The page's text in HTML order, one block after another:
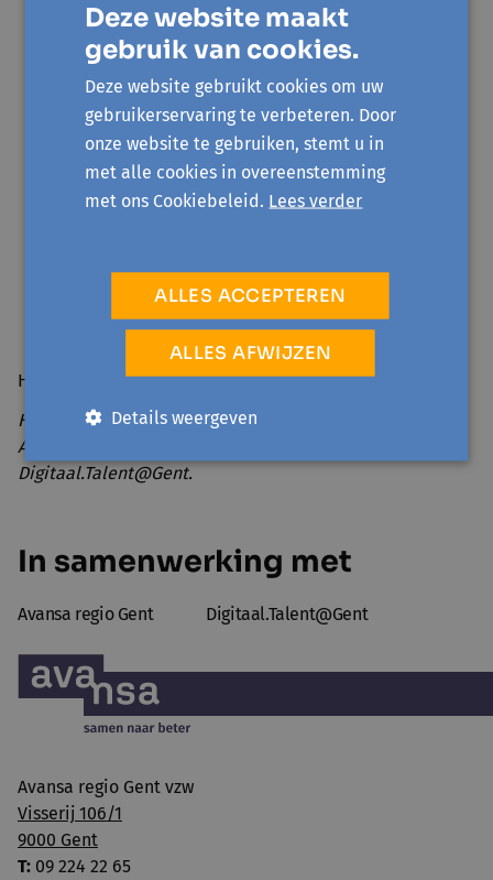
Sociale media
Online kijken
Online luisteren
Online talen leren
Videobellen
Aan de slag met je smartphone
Foto's opslaan en bewerken
Fake news en internetbubbels
Hier vind je hetprogramma van het digicafé.
Het Digicafé voor beginners is een samenwerking van
Avansa regio Gent
Digitaal.Talent@Gent.
In samenwerking met
Avansa regio Gent Digitaal.Talent@Gent
Avansa regio Gent vzw
Visserij 106/1
9000 Gent
T: 09 224 22 65
Deze website maakt
gebruik van cookies.
Deze website gebruikt cookies om uw
gebruikerservaring te verbeteren. Door
onze website te gebruiken, stemt u in
met alle cookies in overeenstemming
met ons Cookiebeleid. Lees verder
ALLES ACCEPTEREN
ALLES AFWIJZEN
Details weergeven